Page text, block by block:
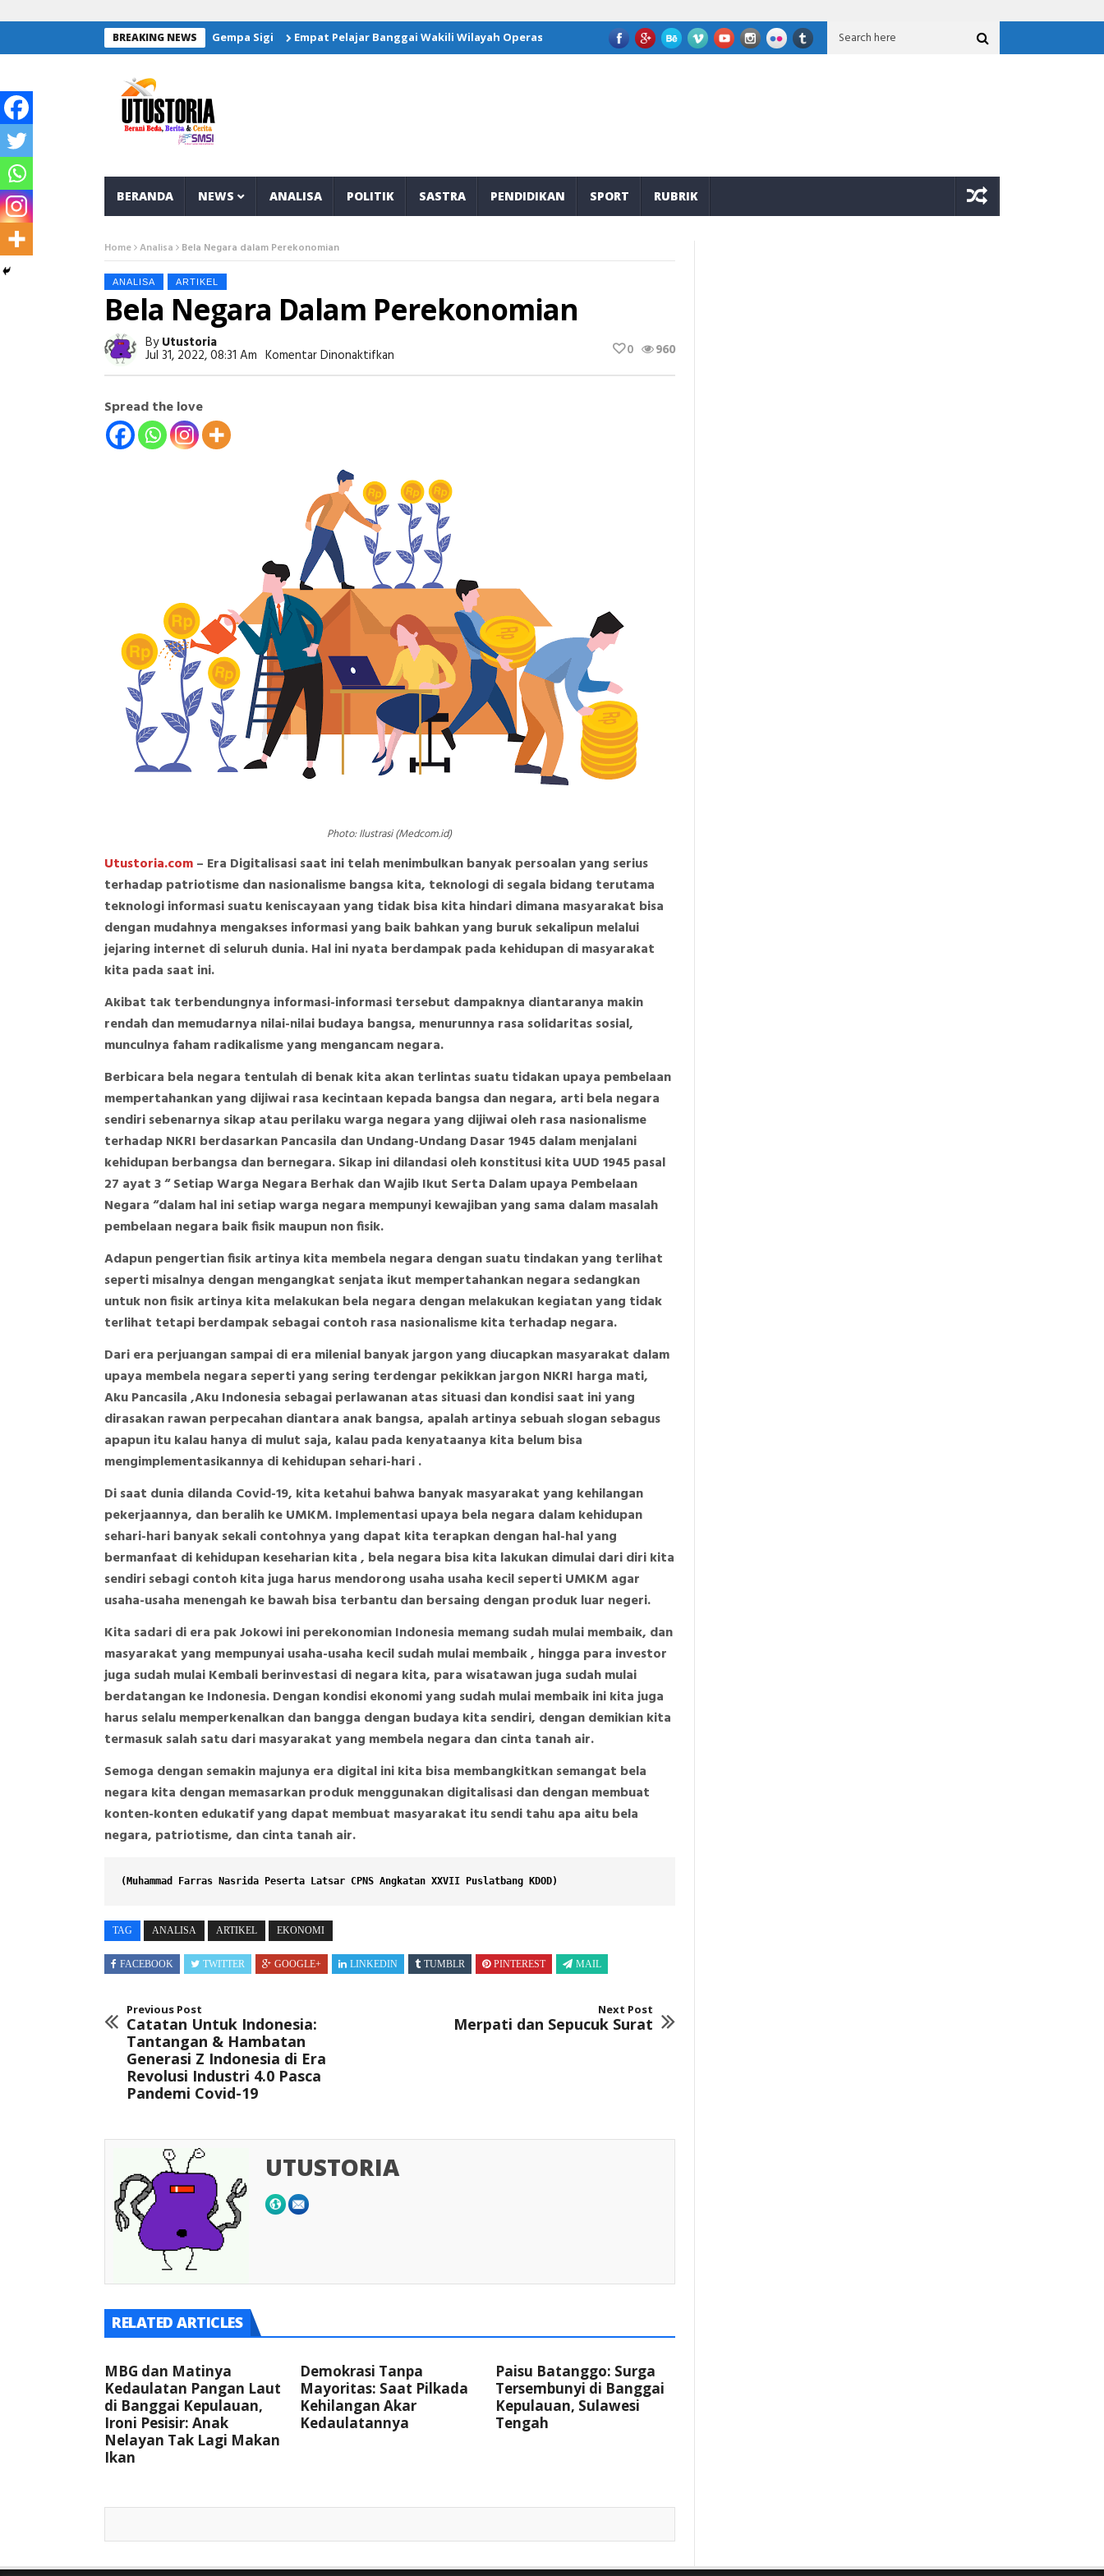
BREAKING NEWS
Salurkan Bantuan Untuk Korban Gempa Sigi Empat Pelajar Banggai Wakili Wilayah Operasi JOB Tomori di Program Kepemimpinan Nasional GFLN 2026
BERANDA NEWS ANALISA POLITIK SASTRA PENDIDIKAN SPORT RUBRIK
Home Analisa Bela Negara dalam Perekonomian
ANALISA ARTIKEL
Bela Negara Dalam Perekonomian
ByUtustoria
Jul 31, 2022, 08:31 Am Komentar Dinonaktifkan
Negara
960
0
Spread the love
Photo: Ilustrasi (Medcom.id)
Utustoria.com– Era Digitalisasi saat ini telah menimbulkan banyak persoalan yang serius
terhadap patriotisme dan nasionalisme bangsa kita, teknologi di segala bidang terutama
teknologi informasi suatu keniscayaan yang tidak bisa kita hindari dimana masyarakat bisa
dengan mudahnya mengakses informasi yang baik bahkan yang buruk sekalipun melalui
jejaring internet di seluruh dunia. Hal ini nyata berdampak pada kehidupan di masyarakat
kita pada saat ini.
Akibat tak terbendungnya informasi-informasi tersebut dampaknya diantaranya makin
rendah dan memudarnya nilai-nilai budaya bangsa, menurunnya rasa solidaritas sosial,
munculnya faham radikalisme yang mengancam negara.
Berbicara bela negara tentulah di benak kita akan terlintas suatu tidakan upaya pembelaan
mempertahankan yang dijiwai rasa kecintaan kepada bangsa dan negara, arti bela negara
sendiri sebenarnya sikap atau perilaku warga negara yang dijiwai oleh rasa nasionalisme
terhadap NKRI berdasarkan Pancasila dan Undang-Undang Dasar 1945 dalam menjalani
kehidupan berbangsa dan bernegara. Sikap ini dilandasi oleh konstitusi kita UUD 1945 pasal
27 ayat 3 “ Setiap Warga Negara Berhak dan Wajib Ikut Serta Dalam upaya Pembelaan
Negara “dalam hal ini setiap warga negara mempunyi kewajiban yang sama dalam masalah
pembelaan negara baik fisik maupun non fisik.
Adapun pengertian fisik artinya kita membela negara dengan suatu tindakan yang terlihat
seperti misalnya dengan mengangkat senjata ikut mempertahankan negara sedangkan
untuk non fisik artinya kita melakukan bela negara dengan melakukan kegiatan yang tidak
terlihat tetapi berdampak sebagai contoh rasa nasionalisme kita terhadap negara.
Dari era perjuangan sampai di era milenial banyak jargon yang diucapkan masyarakat dalam
upaya membela negara seperti yang sering terdengar pekikkan jargon NKRI harga mati,
Aku Pancasila ,Aku Indonesia sebagai perlawanan atas situasi dan kondisi saat ini yang
dirasakan rawan perpecahan diantara anak bangsa, apalah artinya sebuah slogan sebagus
apapun itu kalau hanya di mulut saja, kalau pada kenyataanya kita belum bisa
mengimplementasikannya di kehidupan sehari-hari .
Di saat dunia dilanda Covid-19, kita ketahui bahwa banyak masyarakat yang kehilangan
pekerjaannya, dan beralih ke UMKM. Implementasi upaya bela negara dalam kehidupan
sehari-hari banyak sekali contohnya yang dapat kita terapkan dengan hal-hal yang
bermanfaat di kehidupan keseharian kita , bela negara bisa kita lakukan dimulai dari diri kita
sendiri sebagi contoh kita juga harus mendorong usaha usaha kecil seperti UMKM agar
usaha-usaha menengah ke bawah bisa terbantu dan bersaing dengan produk luar negeri.
Kita sadari di era pak Jokowi ini perekonomian Indonesia memang sudah mulai membaik, dan
masyarakat yang mempunyai usaha-usaha kecil sudah mulai membaik , hingga para investor
juga sudah mulai Kembali berinvestasi di negara kita, para wisatawan juga sudah mulai
berdatangan ke Indonesia. Dengan kondisi ekonomi yang sudah mulai membaik ini kita juga
harus selalu memperkenalkan dan bangga dengan budaya kita sendiri, dengan demikian kita
termasuk salah satu dari masyarakat yang membela negara dan cinta tanah air.
Semoga dengan semakin majunya era digital ini kita bisa membangkitkan semangat bela
negara kita dengan memasarkan produk menggunakan digitalisasi dan dengan membuat
konten-konten edukatif yang dapat membuat masyarakat itu sendi tahu apa aitu bela
negara, patriotisme, dan cinta tanah air.
(Muhammad Farras Nasrida Peserta Latsar CPNS Angkatan XXVII Puslatbang KDOD)
TAG ANALISA ARTIKEL EKONOMI
FACEBOOK TWITTER GOOGLE+ LINKEDIN TUMBLR PINTEREST MAIL
Previous Post
Catatan Untuk Indonesia:
Tantangan & Hambatan
Generasi Z Indonesia di Era
Revolusi Industri 4.0 Pasca
Pandemi Covid-19
Next Post
Merpati dan Sepucuk Surat
UTUSTORIA
RELATED ARTICLES
MBG dan Matinya
Kedaulatan Pangan Laut
di Banggai Kepulauan,
Ironi Pesisir: Anak
Nelayan Tak Lagi Makan
Ikan
Demokrasi Tanpa
Mayoritas: Saat Pilkada
Kehilangan Akar
Kedaulatannya
Paisu Batanggo: Surga
Tersembunyi di Banggai
Kepulauan, Sulawesi
Tengah